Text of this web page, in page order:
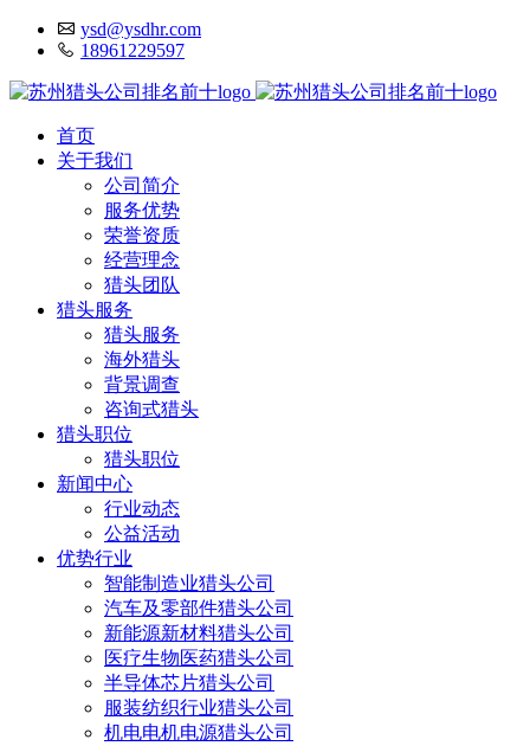
ysd@ysdhr.com
18961229597
首页
关于我们
公司简介
服务优势
荣誉资质
经营理念
猎头团队
猎头服务
猎头服务
海外猎头
背景调查
咨询式猎头
猎头职位
猎头职位
新闻中心
行业动态
公益活动
优势行业
智能制造业猎头公司
汽车及零部件猎头公司
新能源新材料猎头公司
医疗生物医药猎头公司
半导体芯片猎头公司
服装纺织行业猎头公司
机电电机电源猎头公司